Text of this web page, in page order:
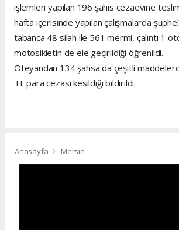
işlemleri yapılan 196 şahıs cezaevine
hafta içerisinde yapılan çalışmalarda
tabanca 48 silah ile 561 mermi, çalıntı 1
motosikletin de ele geçirildiği öğrenildi.
Öteyandan 134 şahsa da çeşitli
TL para cezası kesildiği bildirildi.
Anasayfa Mersin